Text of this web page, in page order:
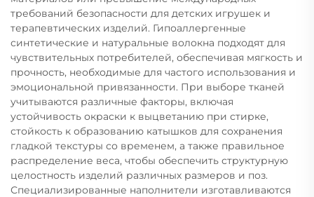
требований безопасности для детских игрушек и
терапевтических изделий. Гипоаллергенные
синтетические и натуральные волокна подходят для
чувствительных потребителей, обеспечивая мягкость и
прочность, необходимые для частого использования и
эмоциональной привязанности. При выборе тканей
учитываются различные факторы, включая
устойчивость окраски к выцветанию при стирке,
стойкость к образованию катышков для сохранения
гладкой текстуры со временем, а также правильное
распределение веса, чтобы обеспечить структурную
целостность изделий различных размеров и поз.
Специализированные наполнители изготавливаются